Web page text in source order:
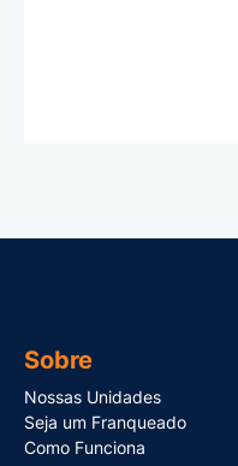
Sobre
Nossas Unidades
Seja um Franqueado
Como Funciona